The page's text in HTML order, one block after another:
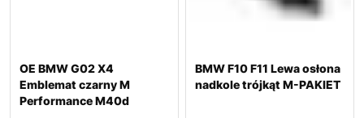
OE BMW G02 X4
Emblemat czarny M
Performance M40d
BMW F10 F11 Lewa osłona
nadkole trójkąt M-PAKIET